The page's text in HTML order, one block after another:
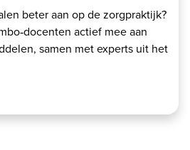
beter aan op de zorgpraktijk?
actief mee aan
samen met experts uit het